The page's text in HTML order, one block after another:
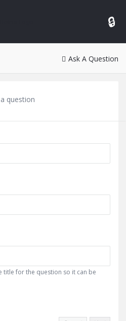
Ask A Question
question
title for the question so it can be